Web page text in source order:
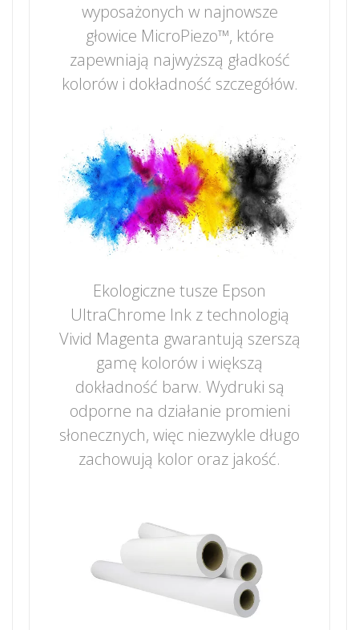
wyposażonych w najnowsze
głowice MicroPiezo™, które
zapewniają najwyższą gładkość
kolorów i dokładność szczegółów.
Ekologiczne tusze Epson
UltraChrome Ink z technologią
Vivid Magenta gwarantują szerszą
gamę kolorów i większą
dokładność barw. Wydruki są
odporne na działanie promieni
słonecznych, więc niezwykle długo
zachowują kolor oraz jakość.